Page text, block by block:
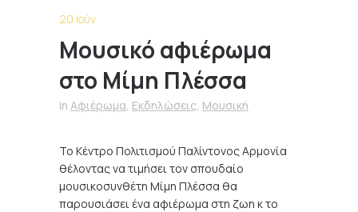
20 Ιούν
Μουσικό αφιέρωμα
στο Μίμη Πλέσσα
in Αφιέρωμα, Εκδηλώσεις, Μουσική
Το Κέντρο Πολιτισμού Παλίντονος Αρμονία
θέλοντας να τιμήσει τον σπουδαίο
μουσικοσυνθέτη Μίμη Πλέσσα θα
παρουσιάσει ένα αφιέρωμα στη ζωη κ το